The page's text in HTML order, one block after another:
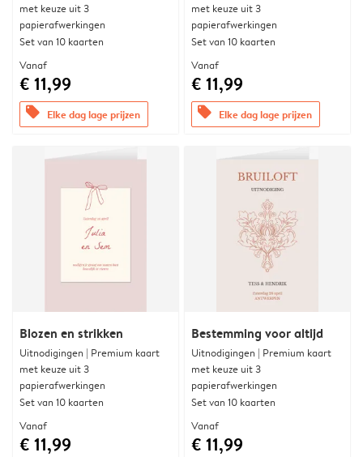
met keuze uit 3
papierafwerkingen
Set van 10 kaarten
Vanaf
€ 11,99
offers Elke dag lage prijzen
met keuze uit 3
papierafwerkingen
Set van 10 kaarten
Vanaf
€ 11,99
offers Elke dag lage prijzen
Blozen en strikken
Uitnodigingen | Premium kaart
met keuze uit 3
papierafwerkingen
Set van 10 kaarten
Vanaf
€ 11,99
Bestemming voor altijd
Uitnodigingen | Premium kaart
met keuze uit 3
papierafwerkingen
Set van 10 kaarten
Vanaf
€ 11,99